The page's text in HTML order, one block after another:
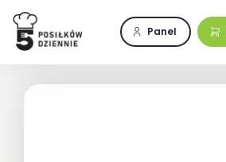
Przejdź
zawartości
Panel